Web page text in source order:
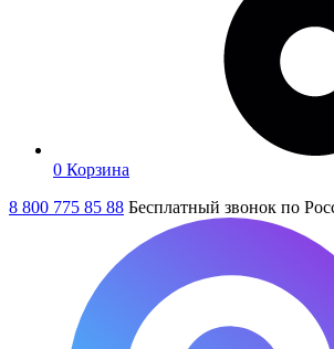
0 Корзина
8 800 775 85 88 Бесплатный звонок по